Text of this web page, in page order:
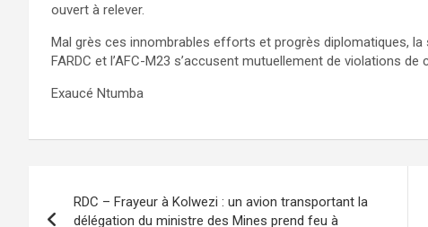
ouvert à relever.
Mal grès ces innombrables efforts et progrès diplomatiques,
FARDC et l’AFC-M23 s’accusent mutuellement de violations
Exaucé Ntumba
de
RDC – Frayeur à Kolwezi : un avion transportant la
délégation du ministre des Mines prend feu à